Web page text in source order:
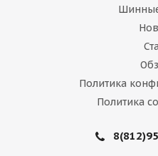
Политика
Политика